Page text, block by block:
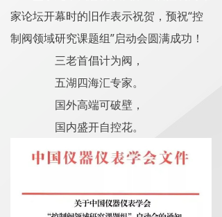
家论坛开幕时的旧作表示祝贺，预祝“控
制阀领域研究课题组”启动会圆满成功！
三老首倡计为阀，
五湖四海汇专家。
国外高端可破壁，
国内盛开自控花。